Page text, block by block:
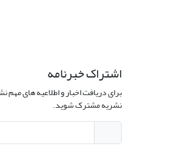
اشتراک خبرنامه
برای دریافت اخبار و اطلاعیه های مهم
نشریه مشترک شوید.